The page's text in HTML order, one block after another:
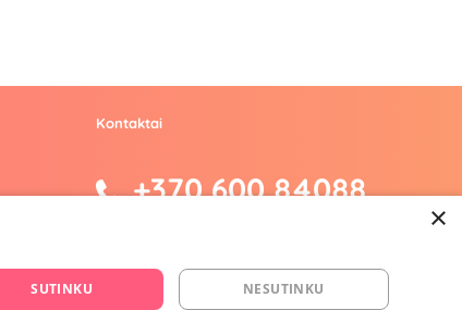
Kontaktai
+370 600 84088
P. Lukšio g. 2, Vilnius ("Sigma" teritorija)
×
SUTINKU NESUTINKU